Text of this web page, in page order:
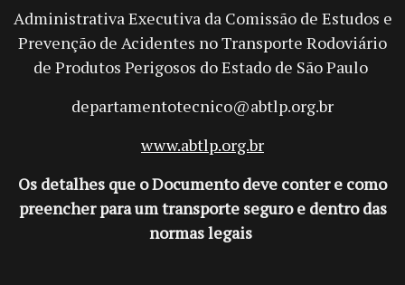
Administrativa Executiva da Comissão de Estudos e
Prevenção de Acidentes no Transporte Rodoviário
de Produtos Perigosos do Estado de São Paulo
departamentotecnico@abtlp.org.br
www.abtlp.org.br
Os detalhes que o Documento deve conter e como
preencher para um transporte seguro e dentro das
normas legais